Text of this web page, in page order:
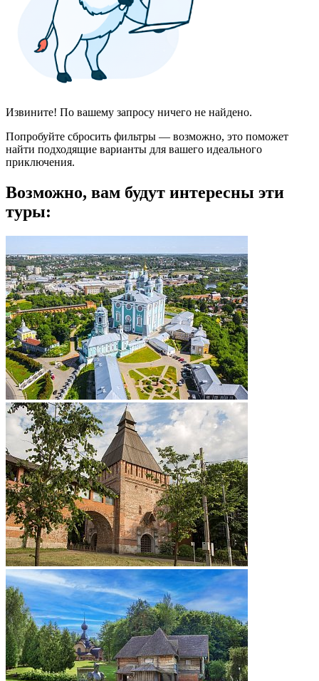
Извините! По вашему запросу ничего не найдено.
Попробуйте сбросить фильтры — возможно, это поможет
найти подходящие варианты для вашего идеального
приключения.
Возможно, вам будут интересны эти
туры: